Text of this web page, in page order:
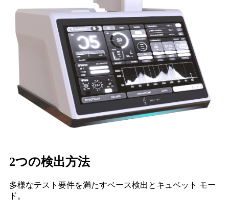
2つの検出方法
多様なテスト要件を満たすベース検出とキュベット モー
ド。